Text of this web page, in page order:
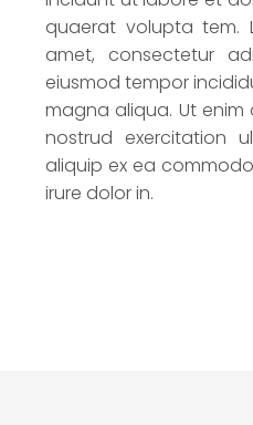
quaerat volupta tem.
amet, consectetur
eiusmod tempor
magna aliqua. Ut enim
nostrud exercitation
aliquip ex ea
irure dolor in.